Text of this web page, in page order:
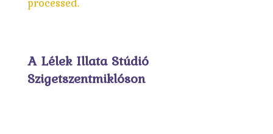
A Lélek Illata Stúdió
Szigetszentmiklóson